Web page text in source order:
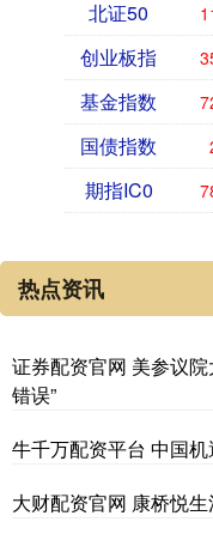
北证50
创业板指
基金指数
国债指数
期指IC0
热点资讯
证券配资官网 美参议
错误”
牛千万配资平台 中国
大财配资官网 康桥悦